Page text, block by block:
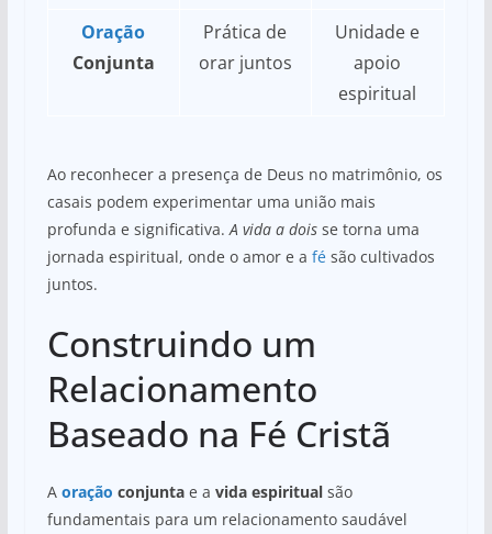
Oração
Conjunta
Prática de
orar juntos
Unidade e
apoio
espiritual
Ao reconhecer a presença de Deus no matrimônio, os
casais podem experimentar uma união mais
profunda e significativa.A vida a doisse torna uma
jornada espiritual, onde o amor e a fésão cultivados
juntos.
Construindo um
Relacionamento
Baseado na Fé Cristã
A oração conjuntae a vida espiritualsão
fundamentais para um relacionamento saudável